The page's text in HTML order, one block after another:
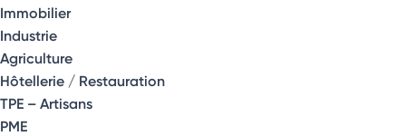
Immobilier
Industrie
Agriculture
Hôtellerie / Restauration
TPE – Artisans
PME